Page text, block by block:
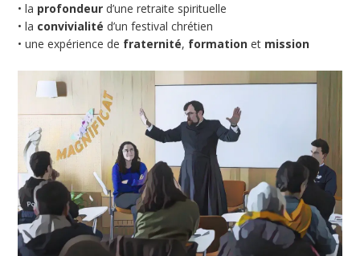
• la profondeur d’une retraite spirituelle
• la convivialité d’un festival chrétien
• une expérience de fraternité, formation et mission